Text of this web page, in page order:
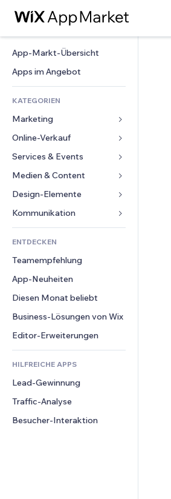
App-Markt-Übersicht
Apps im Angebot
KATEGORIEN
Marketing
Anzeigen
Mobil
Statistiken
Website-Einträge
E-Mail
Online-Verkauf
Apps für Shops
Versand & Lieferung
Verkaufen-Buttons
Buchhaltung
Gutscheine & Treuebonus
Lagerlösungen
Speisen & Getränke
Services & Events
Hotels
Events
Restaurants
Immobilien
Buchungen
Medien & Content
Galerie
Musik
Podcasts
Fotografie
Video
PDF
Dateifreigabe
News
Design-Elemente
Karten & Navigation
Datenschutz & Sicherheit
Uhr
Seiten-Vorlagen
Bildeffekte
Buttons & Menüs
Banner & Abzeichen
Taschenrechner
Suche
Wetter
Diagramme & Tabellen
Formulare
Umfragen
Chat
Kommentare
Telefon
Community
Bewertungen und Feedback
CRM
ENTDECKEN
Teamempfehlung
App-Neuheiten
Diesen Monat beliebt
Business-Lösungen von Wix
Editor-Erweiterungen
HILFREICHE APPS
Lead-Gewinnung
Traffic-Analyse
Besucher-Interaktion